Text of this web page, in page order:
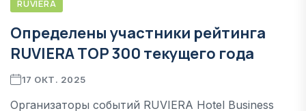
RUVIERA
Определены участники рейтинга
RUVIERA TOP 300 текущего года
17 ОКТ. 2025
Организаторы событий RUVIERA Hotel Business